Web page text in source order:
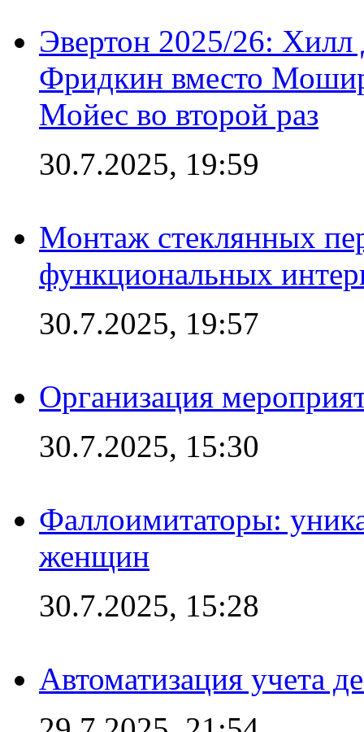
Эвертон 2025/26:
Фридкин вместо
Мойес во второй раз
30.7.2025, 19:59
Монтаж стеклянных
функциональных
30.7.2025, 19:57
Организация
30.7.2025, 15:30
Фаллоимитаторы:
женщин
30.7.2025, 15:28
Автоматизация учета